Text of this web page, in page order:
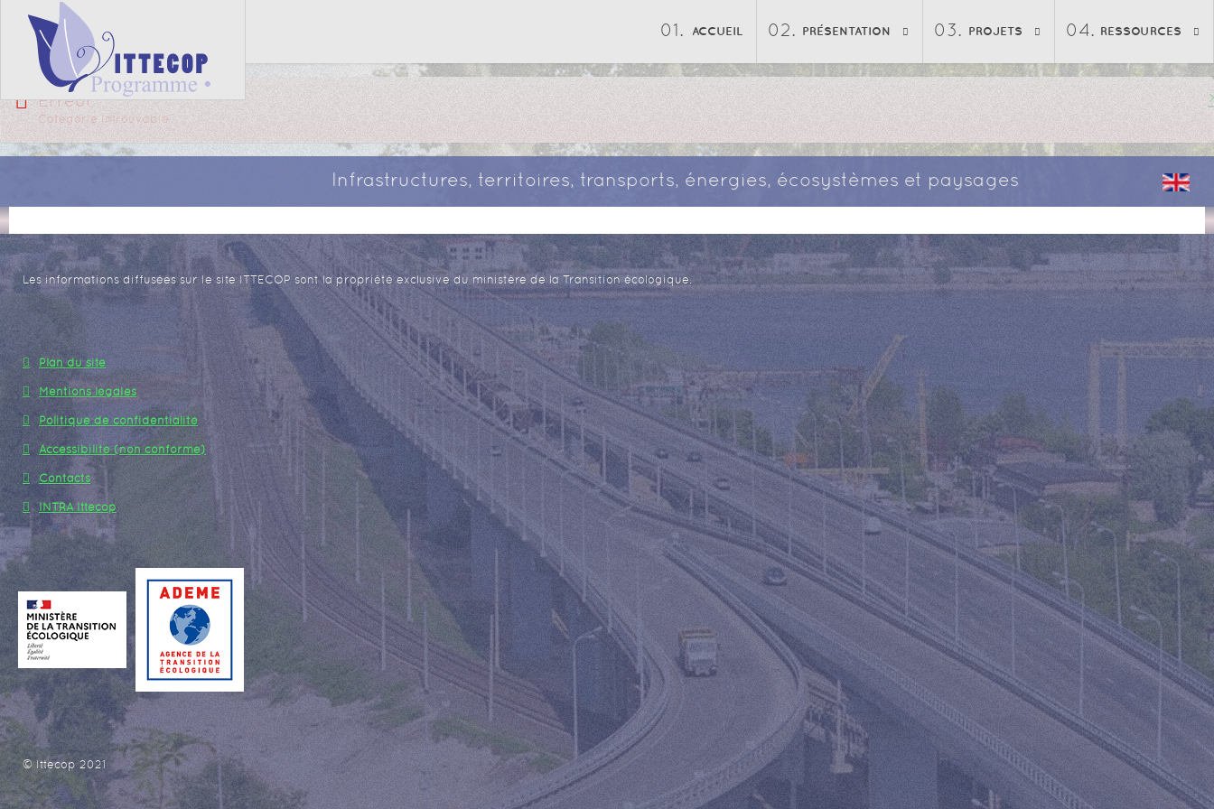
ACCUEIL PRÉSENTATION PROJETS RESSOURCES
Erreur
Catégorie introuvable
Infrastructures, territoires, transports, énergies, écosystèmes et paysages
Les informations diffusées sur le site ITTECOP sont la propriété exclusive du ministère de la Transition écologique.
Plan du site
Mentions légales
Politique de confidentialité
Accessibilité (non conforme)
Contacts
INTRA Ittecop
© Ittecop 2021